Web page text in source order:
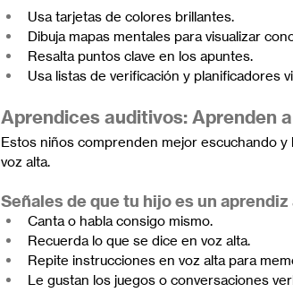
Usa tarjetas de colores brillantes.
Dibuja mapas mentales para visualizar
Resalta puntos clave en los apuntes.
Usa listas de verificación y planificadores
Aprendices auditivos: Aprenden
Estos niños comprenden mejor escuchando y
voz alta.
Señales de que tu hijo es un
Canta o habla consigo mismo.
Recuerda lo que se dice en voz alta.
Repite instrucciones en voz alta para
Le gustan los juegos o conversaciones